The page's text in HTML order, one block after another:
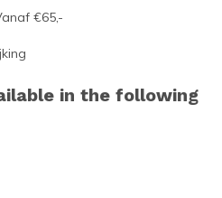
€65,-
in the following